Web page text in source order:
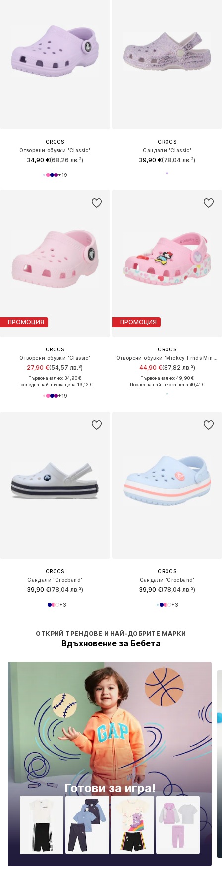
CROCS
Отворени обувки 'Classic'
34,90 €(68,26 лв.³)
+19
CROCS
Сандали 'Classic'
39,90 €(78,04 лв.³)
ПРОМОЦИЯ
CROCS
Отворени обувки 'Classic'
27,90 €(54,57 лв.³)
Първоначално: 34,90 €
Последна най-ниска цена:19,12 €
+19
ПРОМОЦИЯ
CROCS
44,90 €(87,82 лв.³)
Първоначално: 49,90 €
Последна най-ниска цена:40,41 €
CROCS
Сандали 'Crocband'
39,90 €(78,04 лв.³)
+3
CROCS
Сандали 'Crocband'
39,90 €(78,04 лв.³)
+3
ОТКРИЙ ТРЕНДОВЕ И НАЙ-ДОБРИТЕ МАРКИ
Вдъхновение за Бебета
Готови за игра!